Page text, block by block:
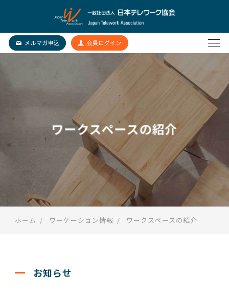
ワークスペースの紹介
ホーム ワーケーション情報 ワークスペースの紹介
お知らせ